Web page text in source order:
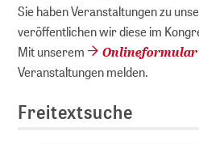
Sie haben Veranstaltungen zu
veröffentlichen wir diese im
Mit unserem
Onlineformular
Veranstaltungen melden.
Freitextsuche